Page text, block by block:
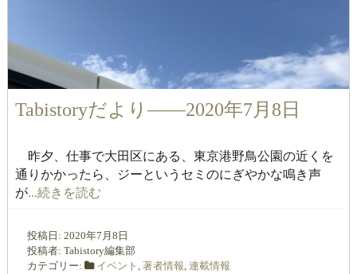
Tabistoryだより――2020年7月8日
昨夕、仕事で大田区にある、東京港野鳥公園の近くを
通りかかったら、ジーというセミのにぎやかな鳴き声
が...続きを読む
投稿日: 2020年7月8日
投稿者: Tabistory編集部
カテゴリー:
イベント , 著者情報, 連載情報